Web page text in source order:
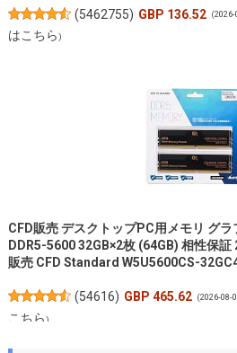
(5462755) GBP 136.52 (2026-
はこちら)
CFD販売 デスクトップPC用メモリ グ
DDR5-5600 32GB×2枚 (64GB) 相性保
販売 CFD Standard W5U5600CS-
(54616) GBP 465.62 (2026-08-
こちら)